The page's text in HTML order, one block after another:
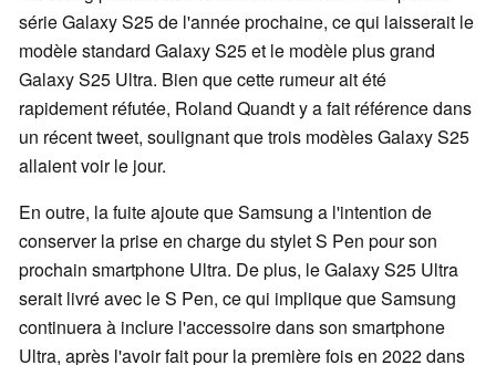
série Galaxy S25 de l'année prochaine, ce qui laisserait le
modèle standard Galaxy S25 et le modèle plus grand
Galaxy S25 Ultra. Bien que cette rumeur ait été
rapidement réfutée, Roland Quandt y a fait référence dans
un récent tweet, soulignant que trois modèles Galaxy S25
allaient voir le jour.
En outre, la fuite ajoute que Samsung a l'intention de
conserver la prise en charge du stylet S Pen pour son
prochain smartphone Ultra. De plus, le Galaxy S25 Ultra
serait livré avec le S Pen, ce qui implique que Samsung
continuera à inclure l'accessoire dans son smartphone
Ultra, après l'avoir fait pour la première fois en 2022 dans